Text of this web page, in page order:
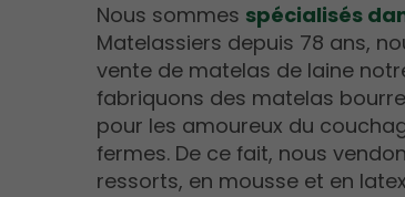
Nous sommes spécialisés
Matelassiers depuis 78 ans,
vente de matelas de laine
fabriquons des matelas
pour les amoureux du
fermes. De ce fait, nous
ressorts, en mousse et en